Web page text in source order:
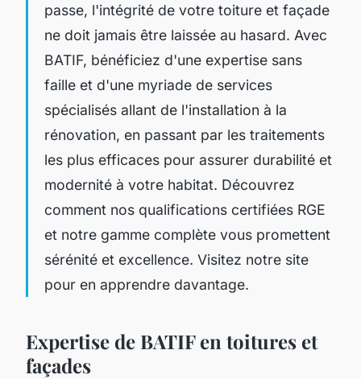
passe, l'intégrité de votre toiture et façade
ne doit jamais être laissée au hasard. Avec
BATIF, bénéficiez d'une expertise sans
faille et d'une myriade de services
spécialisés allant de l'installation à la
rénovation, en passant par les traitements
les plus efficaces pour assurer durabilité et
modernité à votre habitat. Découvrez
comment nos qualifications certifiées RGE
et notre gamme complète vous promettent
sérénité et excellence. Visitez notre site
pour en apprendre davantage.
Expertise de BATIF en toitures et
façades